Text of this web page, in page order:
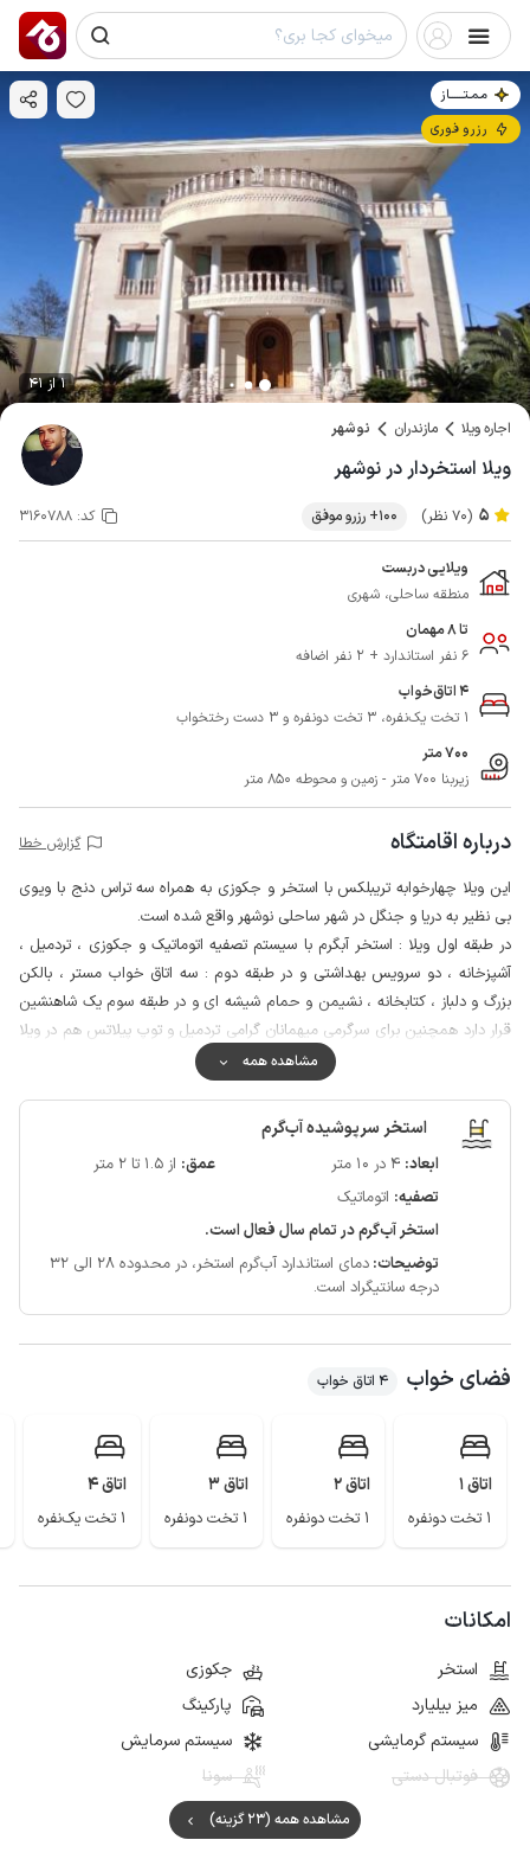
مـمـتــــــاز
رزرو فوری
1 از 41
اجاره ویلا مازندران نوشهر
ویلا استخردار در نوشهر
5 (70 نظر) 100+ رزرو موفق کد: 3160788
ویلایی دربست
منطقه ساحلی، شهری
تا 8 مهمان
6 نفر استاندارد + 2 نفر اضافه
4 اتاق‌خواب
1 تخت یک‌نفره، 3 تخت دونفره و 3 دست رختخواب
700 متر
زیربنا 700 متر - زمین و محوطه 850 متر
درباره اقامتگاه گزارش خطا
این ویلا چهارخوابه تریبلکس با استخر و جکوزی به همراه سه تراس دنج با ویوی
بی نظیر به دریا و جنگل در شهر ساحلی نوشهر واقع شده است.
در طبقه اول ویلا : استخر آبگرم با سیستم تصفیه اتوماتیک و جکوزی ، تردمیل ،
آشپزخانه ، دو سرویس بهداشتی و در طبقه دوم : سه اتاق خواب مستر ، بالکن
بزرگ و دلباز ، کتابخانه ، نشیمن و حمام شیشه ای و در طبقه سوم یک شاهنشین
قرار دارد همچنین برای سرگرمی میهمانان گرامی تردمیل و توپ پیلاتس هم در ویلا
ویلا مجهز به سیستم دزدگیر و سیستم اعلام حریق است و جهت حفظ آرامش
میهمانان گرامی محوطه ویلا دارای دوربین مداربسته است و در حیاط جای پارک
برای 5 خودرو به شکل روباز وجود دارد.
با طی مسافت یک کیلومتری به ساحل دریا می رسید و سوپرمارکت و نانوایی هم در
مشاهده همه
استخر سرپوشیده آب‌گرم
ابعاد: 4 در 10 متر عمق: از 1.5 تا 2 متر
تصفیه: اتوماتیک
استخر آب‌گرم در تمام سال فعال است.
توضیحات:
دمای استاندارد آب‌گرم استخر، در محدوده 28 الی 32
درجه سانتیگراد است.
فضای خواب 4 اتاق خواب
اتاق 1
1 تخت دونفره
اتاق 2
1 تخت دونفره
اتاق 3
1 تخت دونفره
اتاق 4
1 تخت یک‌نفره
امکانات
استخر
جکوزی
میز بیلیارد
پارکینگ
سیستم گرمایشی
سیستم سرمایش
فوتبال دستی
سونا
مشاهده همه (23 گزینه)